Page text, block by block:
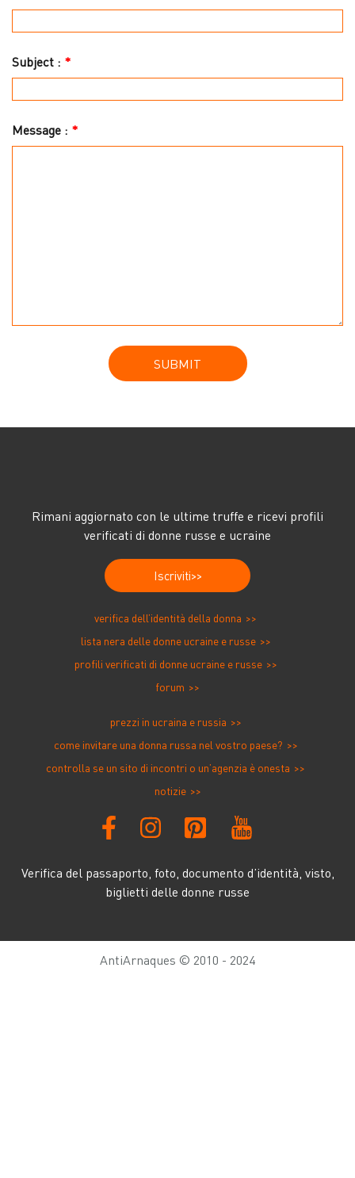
Subject : *
Message : *
Rimani aggiornato con le ultime truffe e ricevi profili
verificati di donne russe e ucraine
Iscriviti
verifica dell’identità della donna
lista nera delle donne ucraine e russe
profili verificati di donne ucraine e russe
forum
prezzi in ucraina e russia
come invitare una donna russa nel vostro paese?
controlla se un sito di incontri o un’agenzia è onesta
notizie
Verifica del passaporto, foto, documento d’identità, visto,
biglietti delle donne russe
AntiArnaques © 2010 - 2024